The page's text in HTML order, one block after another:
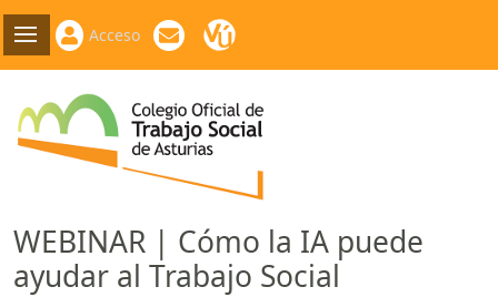
Acceso
WEBINAR | Cómo la IA puede
ayudar al Trabajo Social